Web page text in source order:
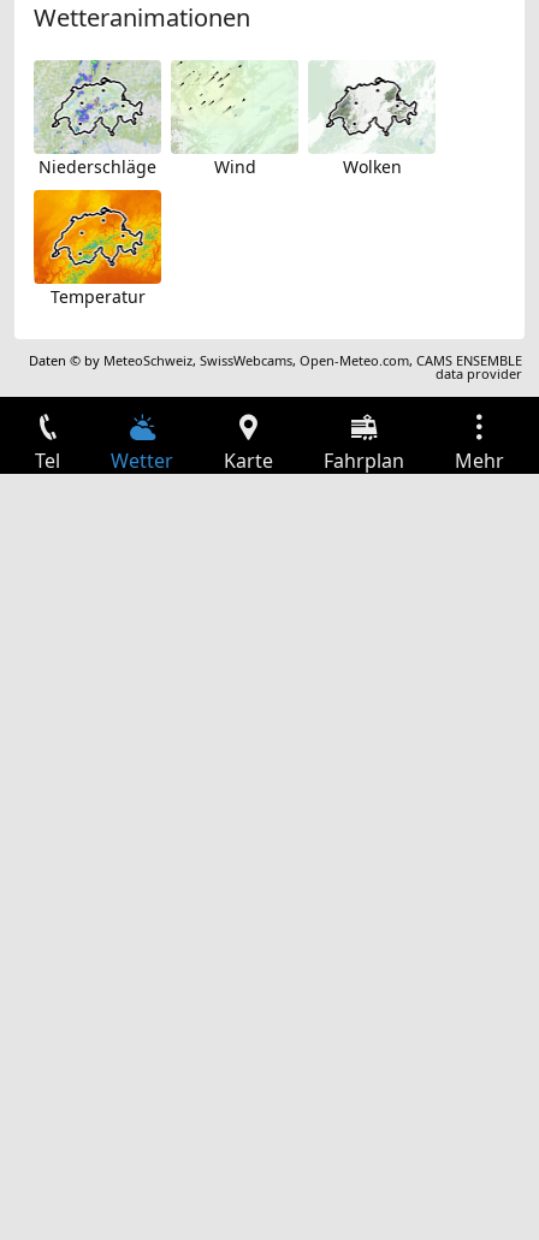
Wetteranimationen
Niederschläge Wind Wolken
Temperatur
Daten © by MeteoSchweiz,SwissWebcams,Open-Meteo.com,CAMS ENSEMBLE
data provider
Tel Wetter Karte Fahrplan Mehr